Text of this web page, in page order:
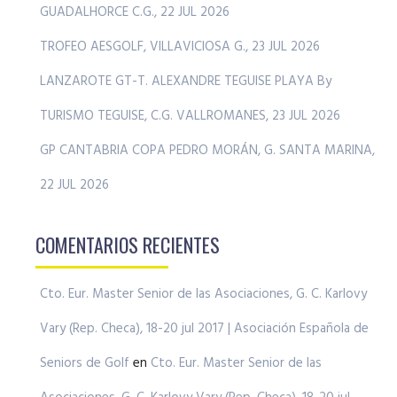
GUADALHORCE C.G., 22 JUL 2026
TROFEO AESGOLF, VILLAVICIOSA G., 23 JUL 2026
LANZAROTE GT-T. ALEXANDRE TEGUISE PLAYA By
TURISMO TEGUISE, C.G. VALLROMANES, 23 JUL 2026
GP CANTABRIA COPA PEDRO MORÁN, G. SANTA MARINA,
22 JUL 2026
COMENTARIOS RECIENTES
Cto. Eur. Master Senior de las Asociaciones, G. C. Karlovy
Vary (Rep. Checa), 18-20 jul 2017 | Asociación Española de
Seniors de Golf en Cto. Eur. Master Senior de las